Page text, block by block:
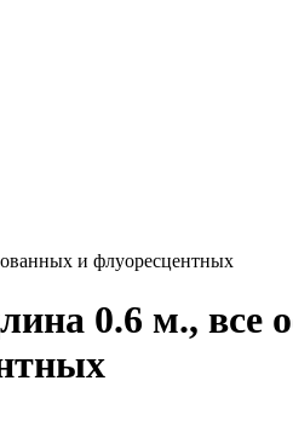
и флуоресцентных
0.6 м., все